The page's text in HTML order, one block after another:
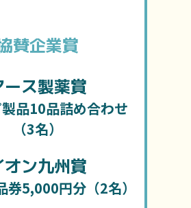
賛企業賞
ース製薬賞
品10品詰め合わせ
（3名）
オン九州賞
券5,000円分（2名）